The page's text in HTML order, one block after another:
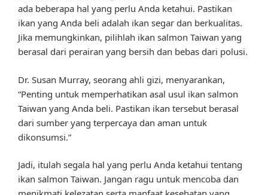
ada beberapa hal yang perlu Anda ketahui. Pastikan
ikan yang Anda beli adalah ikan segar dan berkualitas.
Jika memungkinkan, pilihlah ikan salmon Taiwan yang
berasal dari perairan yang bersih dan bebas dari polusi.
Dr. Susan Murray, seorang ahli gizi, menyarankan,
“Penting untuk memperhatikan asal usul ikan salmon
Taiwan yang Anda beli. Pastikan ikan tersebut berasal
dari sumber yang terpercaya dan aman untuk
dikonsumsi.”
Jadi, itulah segala hal yang perlu Anda ketahui tentang
ikan salmon Taiwan. Jangan ragu untuk mencoba dan